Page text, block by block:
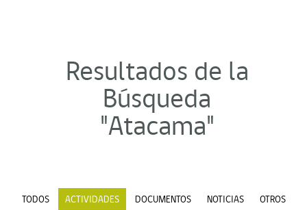
Resultados de la
Búsqueda
"Atacama"
TODOS ACTIVIDADES DOCUMENTOS NOTICIAS OTROS